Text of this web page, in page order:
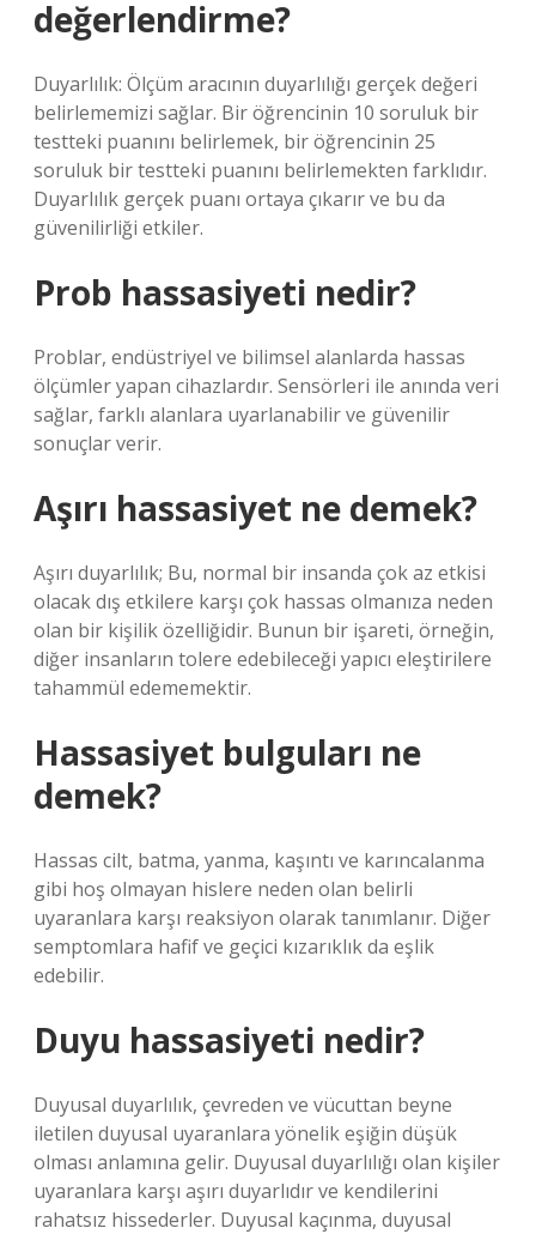
değerlendirme?
Duyarlılık: Ölçüm aracının duyarlılığı gerçek değeri
belirlememizi sağlar. Bir öğrencinin 10 soruluk bir
testteki puanını belirlemek, bir öğrencinin 25
soruluk bir testteki puanını belirlemekten farklıdır.
Duyarlılık gerçek puanı ortaya çıkarır ve bu da
güvenilirliği etkiler.
Prob hassasiyeti nedir?
Problar, endüstriyel ve bilimsel alanlarda hassas
ölçümler yapan cihazlardır. Sensörleri ile anında veri
sağlar, farklı alanlara uyarlanabilir ve güvenilir
sonuçlar verir.
Aşırı hassasiyet ne demek?
Aşırı duyarlılık; Bu, normal bir insanda çok az etkisi
olacak dış etkilere karşı çok hassas olmanıza neden
olan bir kişilik özelliğidir. Bunun bir işareti, örneğin,
diğer insanların tolere edebileceği yapıcı eleştirilere
tahammül edememektir.
Hassasiyet bulguları ne
demek?
Hassas cilt, batma, yanma, kaşıntı ve karıncalanma
gibi hoş olmayan hislere neden olan belirli
uyaranlara karşı reaksiyon olarak tanımlanır. Diğer
semptomlara hafif ve geçici kızarıklık da eşlik
edebilir.
Duyu hassasiyeti nedir?
Duyusal duyarlılık, çevreden ve vücuttan beyne
iletilen duyusal uyaranlara yönelik eşiğin düşük
olması anlamına gelir. Duyusal duyarlılığı olan kişiler
uyaranlara karşı aşırı duyarlıdır ve kendilerini
rahatsız hissederler. Duyusal kaçınma, duyusal